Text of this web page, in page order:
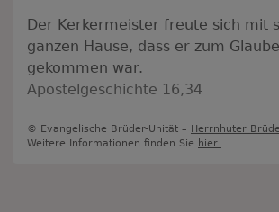
Der Kerkermeister freute sich mit
ganzen Hause, dass er zum
gekommen war.
Apostelgeschichte 16,34
© Evangelische Brüder-Unität – Herrnhuter
Weitere Informationen finden Sie hier .